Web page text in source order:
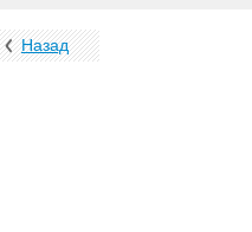
Назад